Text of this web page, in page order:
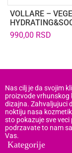
VOLLARE –
990,00 RSD
Nas cilj je da svojim
proizvode vrhunskog
dizajna. Zahvaljujuci
noktiju nasa
sto pokazuje sve
podrzavate to nam
Vas.
Kategorije